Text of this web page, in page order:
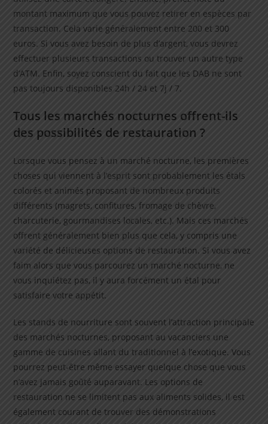
montant maximum que vous pouvez retirer en espèces par
transaction. Cela varie généralement entre 200 et 300
euros. Si vous avez besoin de plus d’argent, vous devrez
effectuer plusieurs transactions ou trouver un autre type
d’ATM. Enfin, soyez conscient du fait que les DAB ne sont
pas toujours disponibles 24h / 24 et 7j / 7.
Tous les marchés nocturnes offrent-ils
des possibilités de restauration ?
Lorsque vous pensez à un marché nocturne, les premières
choses qui viennent à l’esprit sont probablement les étals
colorés et animés proposant de nombreux produits
différents (magrets, confitures, fromage de chèvre,
charcuterie, gourmandises locales, etc.). Mais ces marchés
offrent généralement bien plus que cela, y compris une
variété de délicieuses options de restauration. Si vous avez
faim alors que vous parcourez un marché nocturne, ne
vous inquiétez pas, il y aura forcément un étal pour
satisfaire votre appétit.
Les stands de nourriture sont souvent l’attraction principale
des marchés nocturnes, proposant au vacanciers une
gamme de cuisines allant du traditionnel à l’exotique. Vous
pourrez peut-être même essayer quelque chose que vous
n’avez jamais goûté auparavant. Les options de
restauration ne se limitent pas aux aliments solides, il est
également courant de trouver des démonstrations